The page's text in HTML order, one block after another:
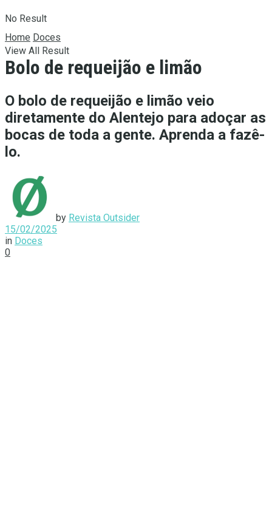
No Result
View All Result
Home Doces
Bolo de requeijão e limão
O bolo de requeijão e limão veio
diretamente do Alentejo para adoçar as
bocas de toda a gente. Aprenda a fazê-
lo.
by Revista Outsider
15/02/2025
in Doces
0